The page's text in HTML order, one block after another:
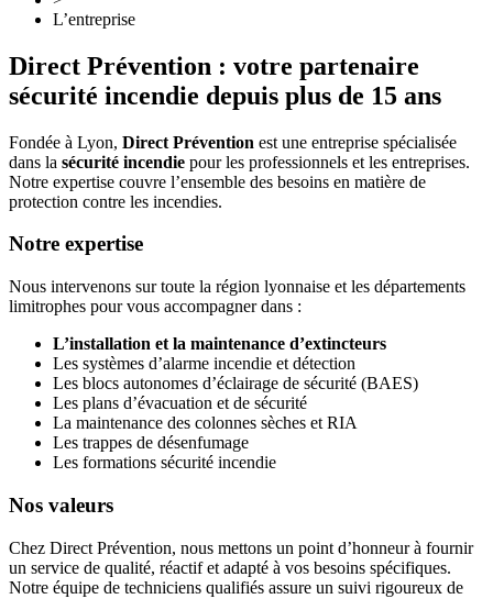
L’entreprise
Direct Prévention : votre partenaire
sécurité incendie depuis plus de 15 ans
Fondée à Lyon, Direct Prévention est une entreprise spécialisée
dans la sécurité incendie pour les professionnels et les entreprises.
Notre expertise couvre l’ensemble des besoins en matière de
protection contre les incendies.
Notre expertise
Nous intervenons sur toute la région lyonnaise et les départements
limitrophes pour vous accompagner dans :
L’installation et la maintenance d’extincteurs
Les systèmes d’alarme incendie et détection
Les blocs autonomes d’éclairage de sécurité (BAES)
Les plans d’évacuation et de sécurité
La maintenance des colonnes sèches et RIA
Les trappes de désenfumage
Les formations sécurité incendie
Nos valeurs
Chez Direct Prévention, nous mettons un point d’honneur à fournir
un service de qualité, réactif et adapté à vos besoins spécifiques.
Notre équipe de techniciens qualifiés assure un suivi rigoureux de